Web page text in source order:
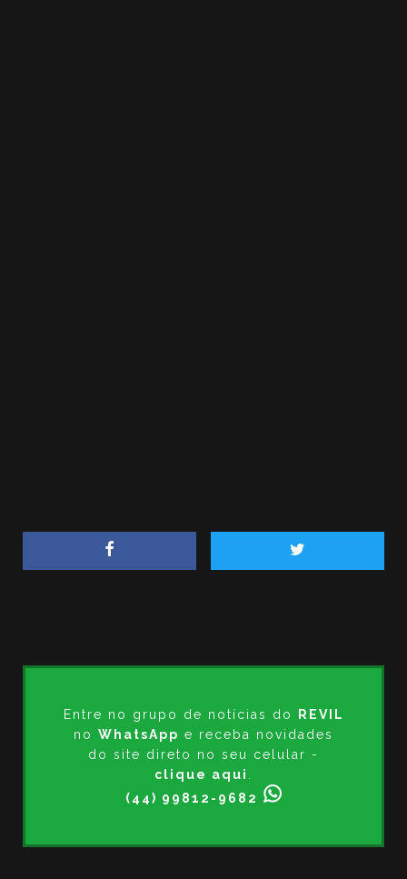
Entre no grupo de notícias do
REVIL
no WhatsApp e receba novidades
do site direto no seu celular -
clique aqui
(44) 99812-9682